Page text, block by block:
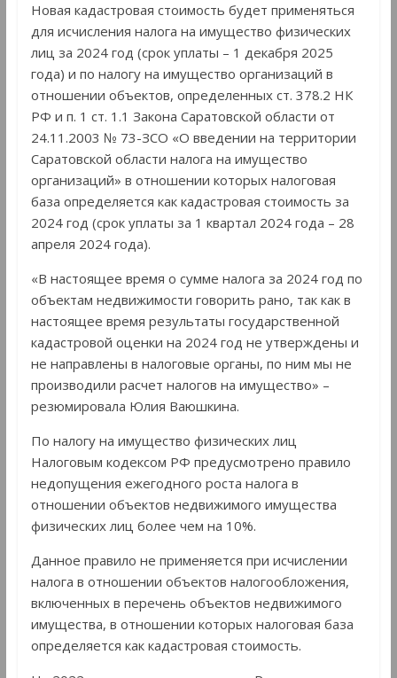
Новая кадастровая стоимость будет применяться
для исчисления налога на имущество физических
лиц за 2024 год (срок уплаты – 1 декабря 2025
года) и по налогу на имущество организаций в
отношении объектов, определенных ст. 378.2 НК
РФ и п. 1 ст. 1.1 Закона Саратовской области от
24.11.2003 № 73-ЗСО «О введении на территории
Саратовской области налога на имущество
организаций» в отношении которых налоговая
база определяется как кадастровая стоимость за
2024 год (срок уплаты за 1 квартал 2024 года – 28
апреля 2024 года).
«В настоящее время о сумме налога за 2024 год по
объектам недвижимости говорить рано, так как в
настоящее время результаты государственной
кадастровой оценки на 2024 год не утверждены и
не направлены в налоговые органы, по ним мы не
производили расчет налогов на имущество» –
резюмировала Юлия Ваюшкина.
По налогу на имущество физических лиц
Налоговым кодексом РФ предусмотрено правило
недопущения ежегодного роста налога в
отношении объектов недвижимого имущества
физических лиц более чем на 10%.
Данное правило не применяется при исчислении
налога в отношении объектов налогообложения,
включенных в перечень объектов недвижимого
имущества, в отношении которых налоговая база
определяется как кадастровая стоимость.